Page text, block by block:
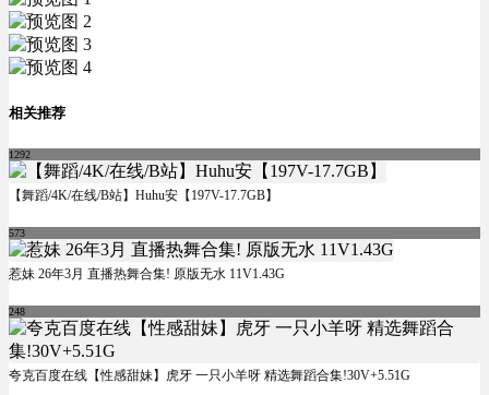
相关推荐
1292
【舞蹈/4K/在线/B站】Huhu安【197V-17.7GB】
573
惹妹 26年3月 直播热舞合集! 原版无水 11V1.43G
248
夸克百度在线【性感甜妹】虎牙 一只小羊呀 精选舞蹈合集!30V+5.51G